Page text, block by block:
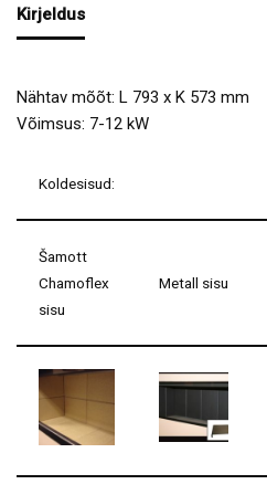
Kirjeldus
Nähtav mõõt: L 793 x K 573 mm
Võimsus: 7-12 kW
Koldesisud:
Šamott
Chamoflex
sisu
Metall sisu